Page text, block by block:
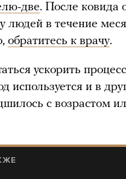
две. После ковида
людей в течение
обратитесь к врачу.
ускорить
используется и в
с возрастом